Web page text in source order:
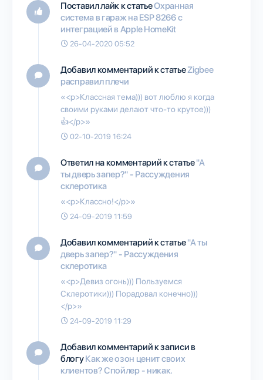
Поставил лайк к статьеОхранная
система в гараж на ESP 8266 с
интеграцией в Apple HomeKit
26-04-2020 05:52
Добавил комментарий к статьеZigbee
расправил плечи
«<p>Классная тема))) вот люблю я когда
своими руками делают что-то крутое)))
👍</p>»
02-10-2019 16:24
Ответил на комментарий к статье"А
ты дверь запер?" - Рассуждения
склеротика
«<p>Классно!</p>»
24-09-2019 11:59
Добавил комментарий к статье"А ты
дверь запер?" - Рассуждения
склеротика
«<p>Девиз огонь))) Пользуемся
Склеротики))) Порадовал конечно)))
</p>»
24-09-2019 11:29
Добавил комментарий к записи в
блогуКак же озон ценит своих
клиентов? Спойлер - никак.